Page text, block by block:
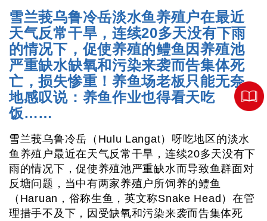
雪兰莪乌鲁冷岳淡水鱼养殖户在最近
天气反常干旱，连续20多天没有下雨
的情况下，促使养殖的鳢鱼因养殖池
严重缺水缺氧和污染来袭而告集体死
亡，损失惨重！养鱼场老板只能无奈
地感叹说：养鱼作业也得看天吃
饭……
雪兰莪乌鲁冷岳（Hulu Langat）呀吃地区的淡水
鱼养殖户最近在天气反常干旱，连续20多天没有下
雨的情况下，促使养殖池严重缺水而导致鱼群面对
反塘问题，当中有两家养殖户所饲养的鳢鱼
（Haruan，俗称生鱼，英文称Snake Head）在管
理措手不及下，因受缺氧和污染来袭而告集体死